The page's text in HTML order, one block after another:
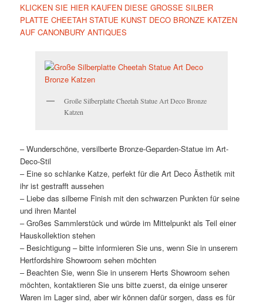
KLICKEN SIE HIER KAUFEN DIESE GROSSE SILBER
PLATTE CHEETAH STATUE KUNST DECO BRONZE KATZEN
AUF CANONBURY ANTIQUES
Große Silberplatte Cheetah Statue Art Deco Bronze
Katzen
– Wunderschöne, versilberte Bronze-Geparden-Statue im Art-
Deco-Stil
– Eine so schlanke Katze, perfekt für die Art Deco Ästhetik mit
ihr ist gestrafft aussehen
– Liebe das silberne Finish mit den schwarzen Punkten für seine
und ihren Mantel
– Großes Sammlerstück und würde im Mittelpunkt als Teil einer
Hauskollektion stehen
– Besichtigung – bitte informieren Sie uns, wenn Sie in unserem
Hertfordshire Showroom sehen möchten
– Beachten Sie, wenn Sie in unserem Herts Showroom sehen
möchten, kontaktieren Sie uns bitte zuerst, da einige unserer
Waren im Lager sind, aber wir können dafür sorgen, dass es für